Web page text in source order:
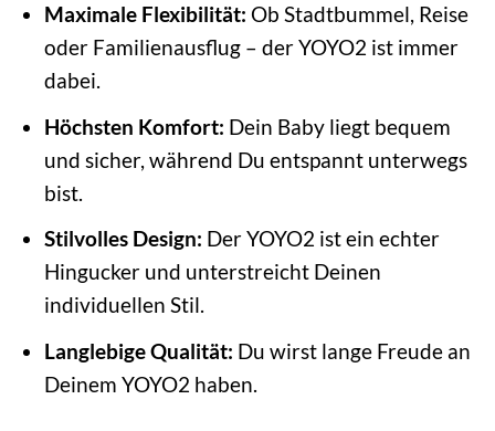
Maximale Flexibilität: Ob Stadtbummel, Reise
oder Familienausflug – der YOYO2 ist immer
dabei.
Höchsten Komfort: Dein Baby liegt bequem
und sicher, während Du entspannt unterwegs
bist.
Stilvolles Design: Der YOYO2 ist ein echter
Hingucker und unterstreicht Deinen
individuellen Stil.
Langlebige Qualität: Du wirst lange Freude an
Deinem YOYO2 haben.